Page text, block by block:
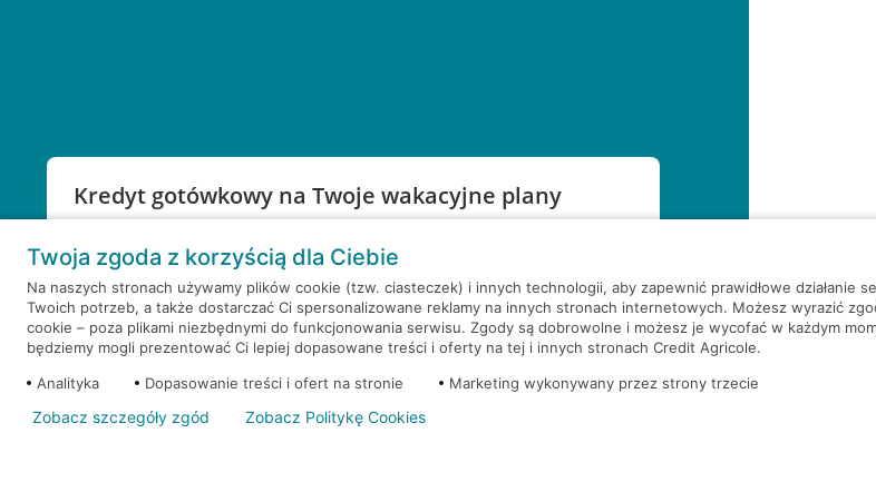
Kredyt gotówkowy na Twoje wakacyjne plany
RRSO: 9,6%
WEŹ KREDYT NOTA PRAWNA
Twoja zgoda z korzyścią dla Ciebie
Na naszych stronach używamy plików cookie (tzw. ciasteczek) i innych technologii, aby zapewnić prawidłowe działanie
Twoich potrzeb, a także dostarczać Ci spersonalizowane reklamy na innych stronach internetowych. Możesz wyrazić
cookie – poza plikami niezbędnymi do funkcjonowania serwisu. Zgody są dobrowolne i możesz je wycofać w każdym
będziemy mogli prezentować Ci lepiej dopasowane treści i oferty na tej i innych stronach Credit Agricole.
Analityka
Dopasowanie treści i ofert na stronie Marketing wykonywany przez strony trzecie
Zobacz szczegóły zgód Zobacz Politykę Cookies